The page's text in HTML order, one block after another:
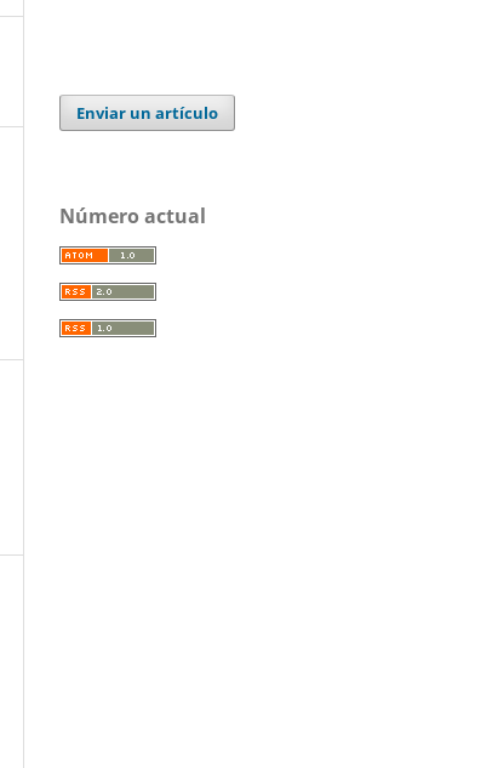
Enviar un artículo
Número actual